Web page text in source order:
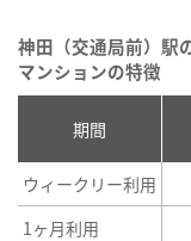
神田（交通局前）駅
マンションの特徴
期間
ウィークリー利用
1ヶ月利用